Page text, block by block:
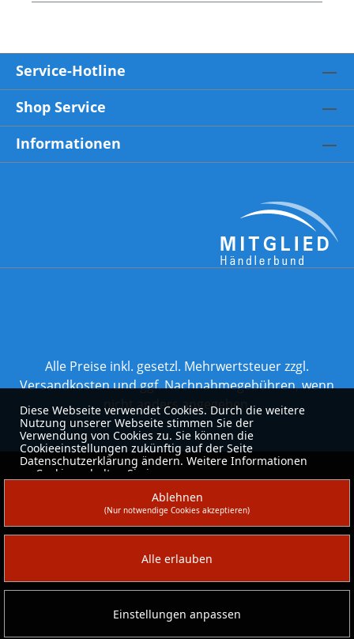
Service-Hotline
Shop Service
Informationen
Alle Preise inkl. gesetzl. Mehrwertsteuer zzgl.
Versandkostenund ggf. Nachnahmegebühren, wenn
nicht anders angegeben.
Diese Webseite verwendet Cookies. Durch die weitere
Nutzung unserer Webseite stimmen Sie der
Verwendung von Cookies zu. Sie können die
Cookieeinstellungen zukünftig auf der Seite
Datenschutzerklärung ändern. Weitere Informationen
zu Cookies erhalten Sie in unserer
Ablehnen
(Nur notwendige Cookies akzeptieren)
Alle erlauben
Einstellungen anpassen